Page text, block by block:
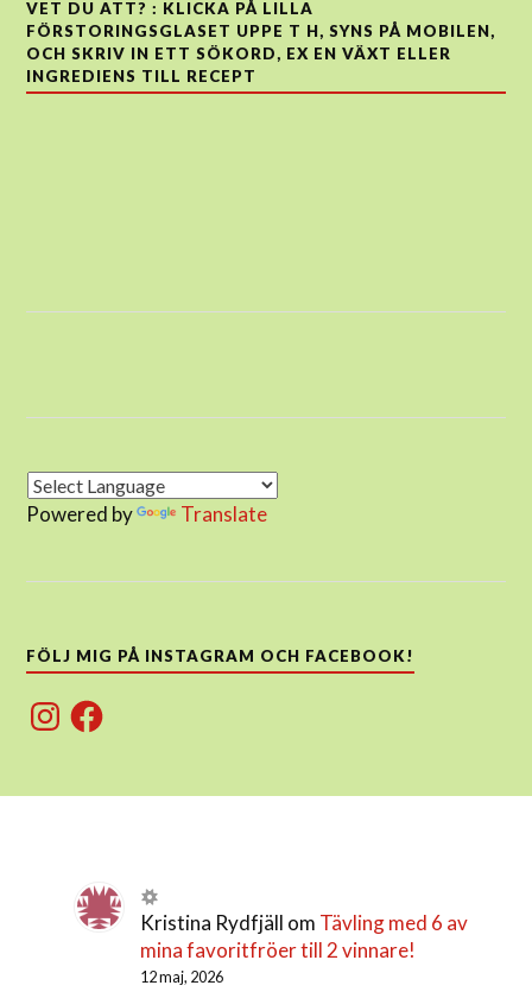
VET DU ATT? : KLICKA PÅ LILLA
FÖRSTORINGSGLASET UPPE T H, SYNS PÅ MOBILEN,
OCH SKRIV IN ETT SÖKORD, EX EN VÄXT ELLER
INGREDIENS TILL RECEPT
Powered by Translate
FÖLJ MIG PÅ INSTAGRAM OCH FACEBOOK!
InstagramFacebook
Kristina Rydfjäll om Tävling med 6 av
mina favoritfröer till 2 vinnare!
12 maj, 2026